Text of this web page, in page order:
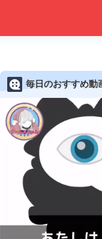
毎日のおすすめ動